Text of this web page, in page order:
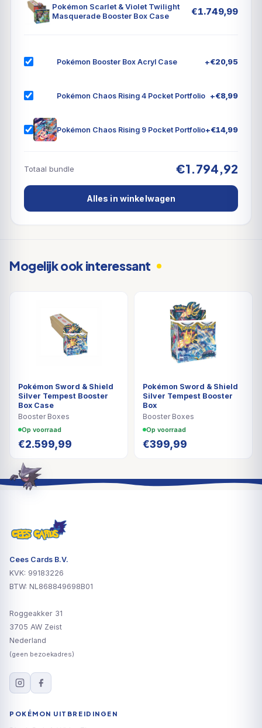
Volksverhalen zijn er in overvloed, maar niet alles is
wat het lijkt… Ontdek het mysterie van de
Pokémon ex, en bundel je krachten met meer nieuw
Sinistcha ex. Greninja, Dragapult en Magcargo
en meer ACE SPEC-kaarten maken het feest
Pokémon Scarlet & Violet Twilight
Masquerade Booster Box Case
€1.749,99
Pokémon Booster Box Acryl Case +€20,95
Pokémon Chaos Rising 4 Pocket Portfolio +€8,99
Pokémon Chaos Rising 9 Pocket Portfolio+€14,99
Totaal bundle €1.794,92
Alles in winkelwagen
Mogelijk ook interessant
Pokémon Sword & Shield
Silver Tempest Booster
Box Case
Booster Boxes
Op voorraad
€2.599,99
Pokémon Sword & Shield
Silver Tempest Booster
Box
Booster Boxes
Op voorraad
€399,99
Cees Cards B.V.
KVK: 99183226
BTW: NL868849698B01
Roggeakker 31
3705 AW Zeist
Nederland
(geen bezoekadres)
POKÉMON UITBREIDINGEN